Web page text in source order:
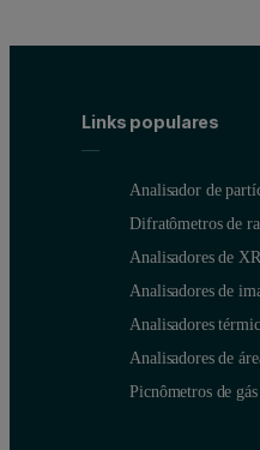
Links populares
Analisador de
Difratômetros de
Analisadores de
Analisadores de
Analisadores
Analisadores de
Picnômetros de gás